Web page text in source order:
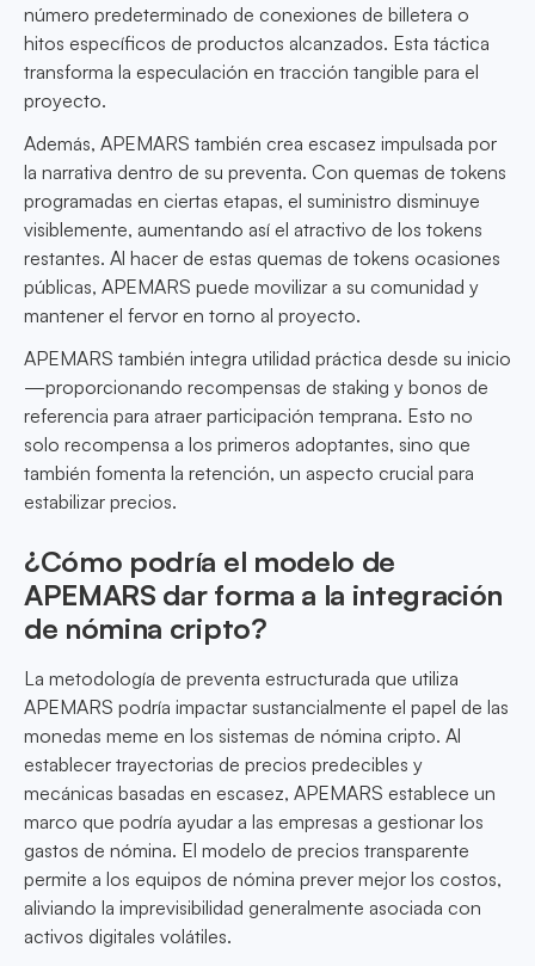
número predeterminado de conexiones de billetera o
hitos específicos de productos alcanzados. Esta táctica
transforma la especulación en tracción tangible para el
proyecto.
Además, APEMARS también crea escasez impulsada por
la narrativa dentro de su preventa. Con quemas de tokens
programadas en ciertas etapas, el suministro disminuye
visiblemente, aumentando así el atractivo de los tokens
restantes. Al hacer de estas quemas de tokens ocasiones
públicas, APEMARS puede movilizar a su comunidad y
mantener el fervor en torno al proyecto.
APEMARS también integra utilidad práctica desde su inicio
—proporcionando recompensas de staking y bonos de
referencia para atraer participación temprana. Esto no
solo recompensa a los primeros adoptantes, sino que
también fomenta la retención, un aspecto crucial para
estabilizar precios.
¿Cómo podría el modelo de
APEMARS dar forma a la integración
de nómina cripto?
La metodología de preventa estructurada que utiliza
APEMARS podría impactar sustancialmente el papel de las
monedas meme en los sistemas de nómina cripto. Al
establecer trayectorias de precios predecibles y
mecánicas basadas en escasez, APEMARS establece un
marco que podría ayudar a las empresas a gestionar los
gastos de nómina. El modelo de precios transparente
permite a los equipos de nómina prever mejor los costos,
aliviando la imprevisibilidad generalmente asociada con
activos digitales volátiles.